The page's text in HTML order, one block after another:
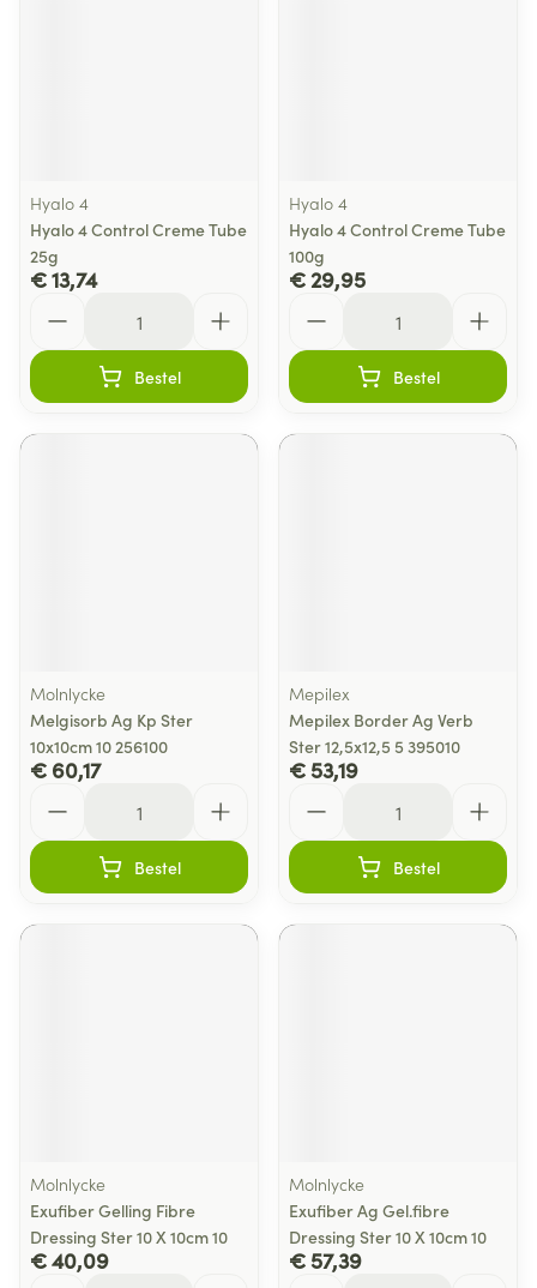
Hyalo 4
Hyalo 4 Control Creme Tube
25g
€ 13,74
Bestel
Hyalo 4
Hyalo 4 Control Creme Tube
100g
€ 29,95
Bestel
Molnlycke
Melgisorb Ag Kp Ster
10x10cm 10 256100
€ 60,17
Bestel
Mepilex
Mepilex Border Ag Verb
Ster 12,5x12,5 5 395010
€ 53,19
Bestel
Molnlycke
Exufiber Gelling Fibre
Dressing Ster 10 X 10cm 10
€ 40,09
Molnlycke
Exufiber Ag Gel.fibre
Dressing Ster 10 X 10cm 10
€ 57,39